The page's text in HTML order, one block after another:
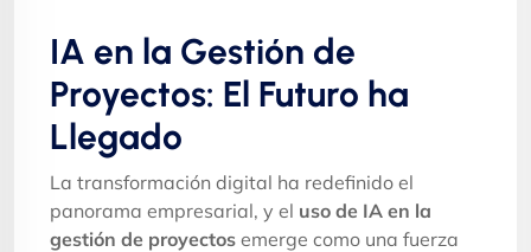
IA en la Gestión de
Proyectos: El Futuro ha
Llegado
La transformación digital ha redefinido el
panorama empresarial, y el uso de IA en la
gestión de proyectos emerge como una fuerza